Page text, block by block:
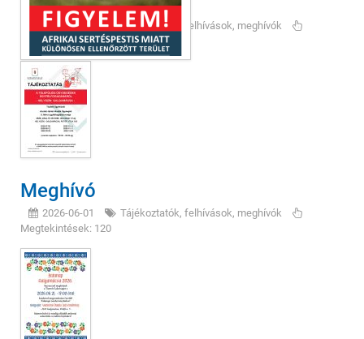
2026-07-07
Tájékoztatók, felhívások, meghívók
Megtekintések: 72
Meghívó
2026-06-01
Tájékoztatók, felhívások, meghívók
Megtekintések: 120